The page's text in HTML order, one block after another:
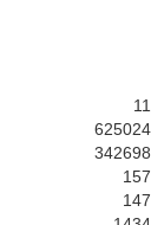
11
625024
342698
157
147